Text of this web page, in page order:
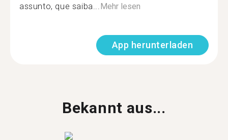
assunto, que saiba...Mehr lesen
App herunterladen
Bekannt aus...